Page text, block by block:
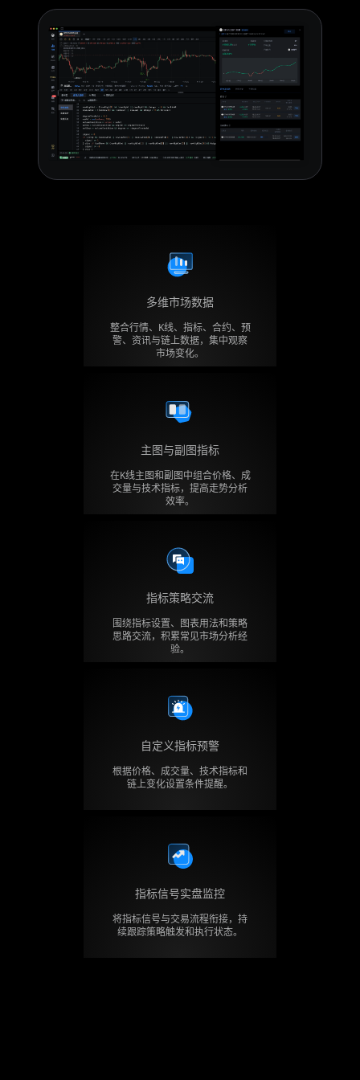
多维市场数据
整合行情、K线、指标、合约、预
警、资讯与链上数据，集中观察
市场变化。
主图与副图指标
在K线主图和副图中组合价格、成
交量与技术指标，提高走势分析
效率。
指标策略交流
围绕指标设置、图表用法和策略
思路交流，积累常见市场分析经
验。
自定义指标预警
根据价格、成交量、技术指标和
链上变化设置条件提醒。
指标信号实盘监控
将指标信号与交易流程衔接，持
续跟踪策略触发和执行状态。